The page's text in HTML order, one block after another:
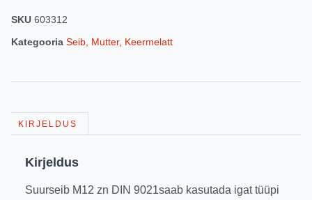
SKU 603312
Kategooria Seib, Mutter, Keermelatt
KIRJELDUS
Kirjeldus
Suurseib M12 zn DIN 9021saab kasutada igat tüüpi